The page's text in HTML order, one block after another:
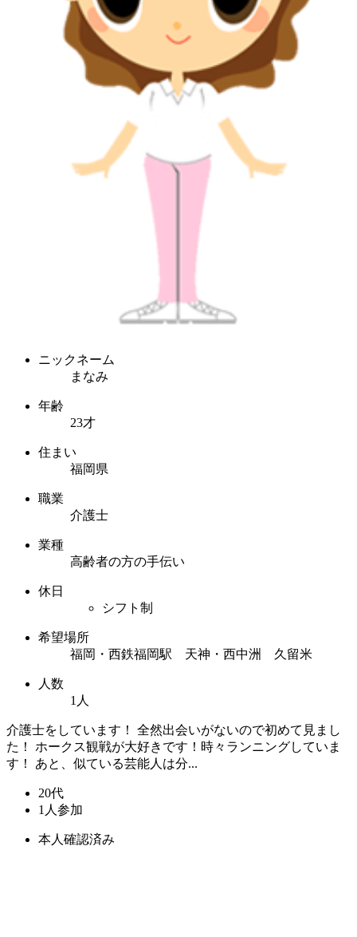
ニックネーム
まなみ
年齢
23才
住まい
福岡県
職業
介護士
業種
高齢者の方の手伝い
休日
シフト制
希望場所
福岡・西鉄福岡駅 天神・西中洲 久留米
人数
1人
介護士をしています！ 全然出会いがないので初めて見まし
た！ ホークス観戦が大好きです！時々ランニングしていま
す！ あと、似ている芸能人は分...
20代
1人参加
本人確認済み